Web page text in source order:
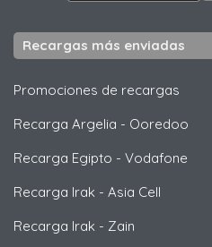
Recargas más enviadas
Promociones de recargas
Recarga Argelia - Ooredoo
Recarga Egipto - Vodafone
Recarga Irak - Asia Cell
Recarga Irak - Zain